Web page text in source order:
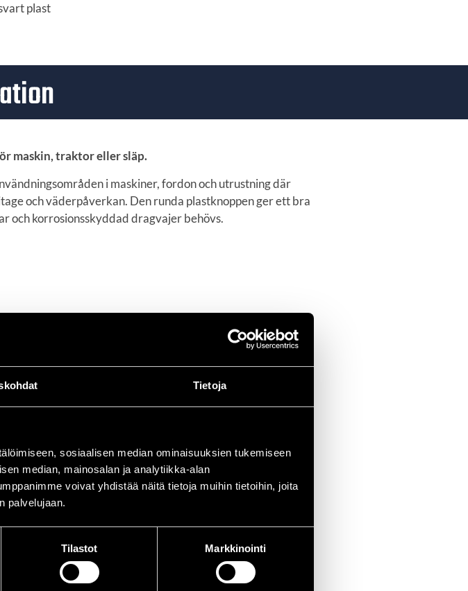
Tietoja
sosiaalisen median ominaisuuksien tukemiseen
median, mainosalan ja analytiikka-alan
voivat yhdistää näitä tietoja muihin tietoihin, joita
palvelujaan.
Tilastot Markkinointi
plast
maskin, traktor eller släp.
i maskiner, fordon och utrustning där
och väderpåverkan. Den runda plastknoppen ger ett bra
och korrosionsskyddad dragvajer behövs.